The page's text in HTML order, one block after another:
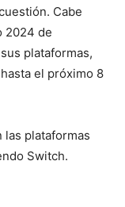
Cabe
2024 de
plataformas,
el próximo 8
plataformas
Switch.